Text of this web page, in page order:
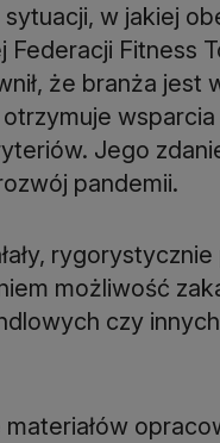
w jakiej
Fitness
że branża jest
Jego
pandemii.
możliwość
czy